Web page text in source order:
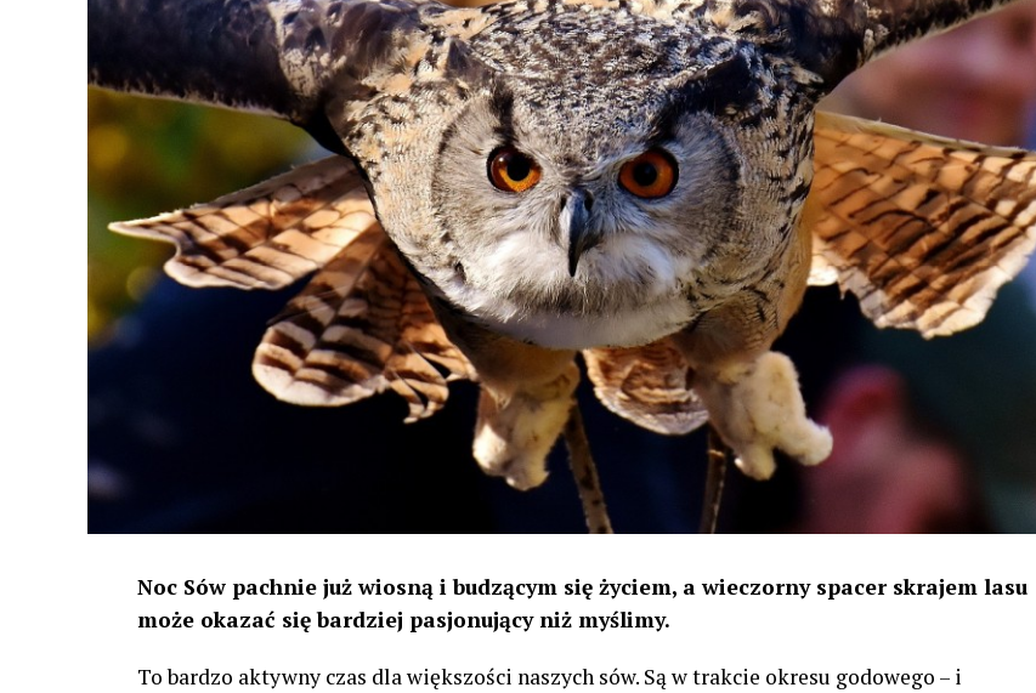
Noc Sów pachnie już wiosną i budzącym się życiem, a wieczorny spacer skrajem lasu
może okazać się bardziej pasjonujący niż myślimy.
To bardzo aktywny czas dla większości naszych sów. Są w trakcie okresu godowego – i